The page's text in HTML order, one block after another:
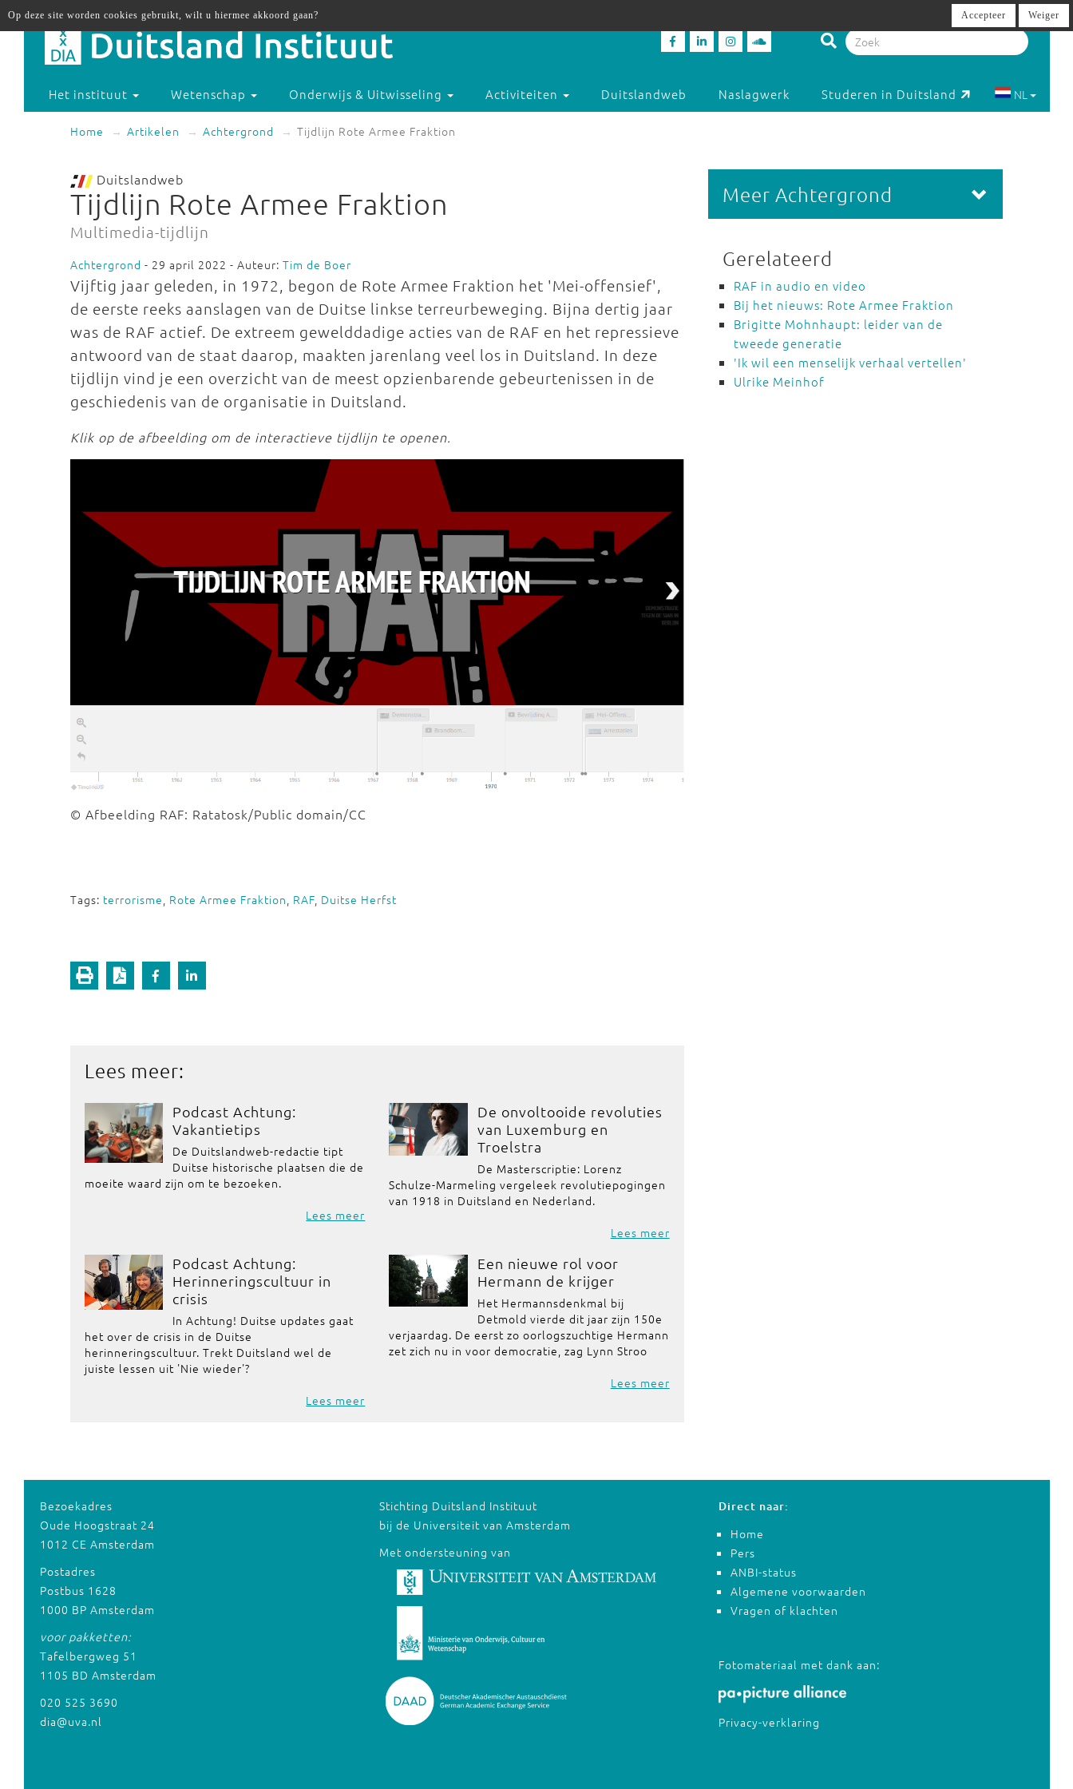
Het instituut Wetenschap Onderwijs & Uitwisseling Activiteiten Duitslandweb Naslagwerk Studeren in Duitsland NL
Home Artikelen Achtergrond Tijdlijn Rote Armee Fraktion
Duitslandweb
Tijdlijn Rote Armee Fraktion
Multimedia-tijdlijn
Achtergrond - 29 april 2022 - Auteur: Tim de Boer
Vijftig jaar geleden, in 1972, begon de Rote Armee Fraktion het 'Mei-offensief',
de eerste reeks aanslagen van de Duitse linkse terreurbeweging. Bijna dertig jaar
was de RAF actief. De extreem gewelddadige acties van de RAF en het repressieve
antwoord van de staat daarop, maakten jarenlang veel los in Duitsland. In deze
tijdlijn vind je een overzicht van de meest opzienbarende gebeurtenissen in de
geschiedenis van de organisatie in Duitsland.
Klik op de afbeelding om de interactieve tijdlijn te openen.
© Afbeelding RAF: Ratatosk/Public domain/CC
Tags: terrorisme Rote Armee Fraktion RAF Duitse Herfst
Lees meer:
Podcast Achtung:
Vakantietips
De Duitslandweb-redactie tipt
Duitse historische plaatsen die de
moeite waard zijn om te bezoeken.
Lees meer
De onvoltooide revoluties
van Luxemburg en
Troelstra
De Masterscriptie: Lorenz
Schulze-Marmeling vergeleek revolutiepogingen
van 1918 in Duitsland en Nederland.
Lees meer
Podcast Achtung:
Herinneringscultuur in
crisis
In Achtung! Duitse updates gaat
het over de crisis in de Duitse
herinneringscultuur. Trekt Duitsland wel de
juiste lessen uit 'Nie wieder'?
Lees meer
Een nieuwe rol voor
Hermann de krijger
Het Hermannsdenkmal bij
Detmold vierde dit jaar zijn 150e
verjaardag. De eerst zo oorlogszuchtige Hermann
zet zich nu in voor democratie, zag Lynn Stroo
Lees meer
Meer Achtergrond
Gerelateerd
RAF in audio en video
Bij het nieuws: Rote Armee Fraktion
Brigitte Mohnhaupt: leider van de
tweede generatie
'Ik wil een menselijk verhaal vertellen'
Ulrike Meinhof
Bezoekadres
Oude Hoogstraat 24
1012 CE Amsterdam
Postadres
Postbus 1628
1000 BP Amsterdam
voor pakketten:
Tafelbergweg 51
1105 BD Amsterdam
020 525 3690
dia@uva.nl
Stichting Duitsland Instituut
bij de Universiteit van Amsterdam
Met ondersteuning van
Direct naar:
Home
Pers
ANBI-status
Algemene voorwaarden
Vragen of klachten
Fotomateriaal met dank aan:
Privacy-verklaring
Op deze site worden cookies gebruikt, wilt u hiermee akkoord gaan? Accepteer Weiger